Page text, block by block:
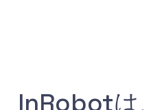
InRobotは